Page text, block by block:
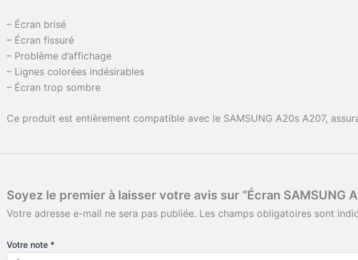
– Écran brisé
– Écran fissuré
– Problème d’affichage
– Lignes colorées indésirables
– Écran trop sombre
Ce produit est entièrement compatible avec le SAMSUNG A20s A207,
Soyez le premier à laisser votre avis sur “Écran SAMSUNG
Votre adresse e-mail ne sera pas publiée. Les champs obligatoires sont
Votre note *